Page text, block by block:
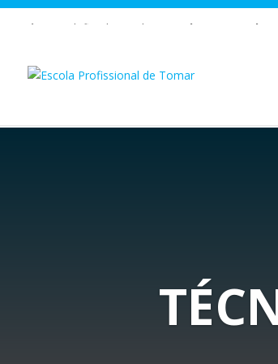
Warning : Undefined array key 1 in /home/